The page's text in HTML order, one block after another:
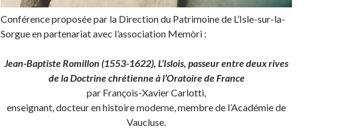
Conférence proposée par la Direction du Patrimoine de L’Isle-sur-la-
Sorgue en partenariat avec l’association Memòri :
Jean-Baptiste Romillon (1553-1622), L’Islois, passeur entre deux rives
de la Doctrine chrétienne à l’Oratoire de France
par François-Xavier Carlotti,
enseignant, docteur en histoire moderne, membre de l’Académie de
Vaucluse.